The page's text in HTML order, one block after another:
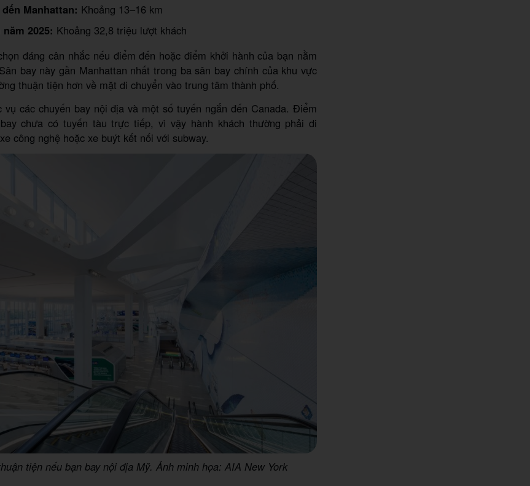
Manhattan: Khoảng 13–16 km
2025: Khoảng 32,8 triệu lượt khách
đáng cân nhắc nếu điểm đến hoặc điểm khởi hành của bạn nằm
bay này gần Manhattan nhất trong ba sân bay chính của khu vực
thuận tiện hơn về mặt di chuyển vào trung tâm thành phố.
vụ các chuyến bay nội địa và một số tuyến ngắn đến Canada. Điểm
chưa có tuyến tàu trực tiếp, vì vậy hành khách thường phải di
công nghệ hoặc xe buýt kết nối với subway.
tiện nếu bạn bay nội địa Mỹ. Ảnh minh họa: AIA New York